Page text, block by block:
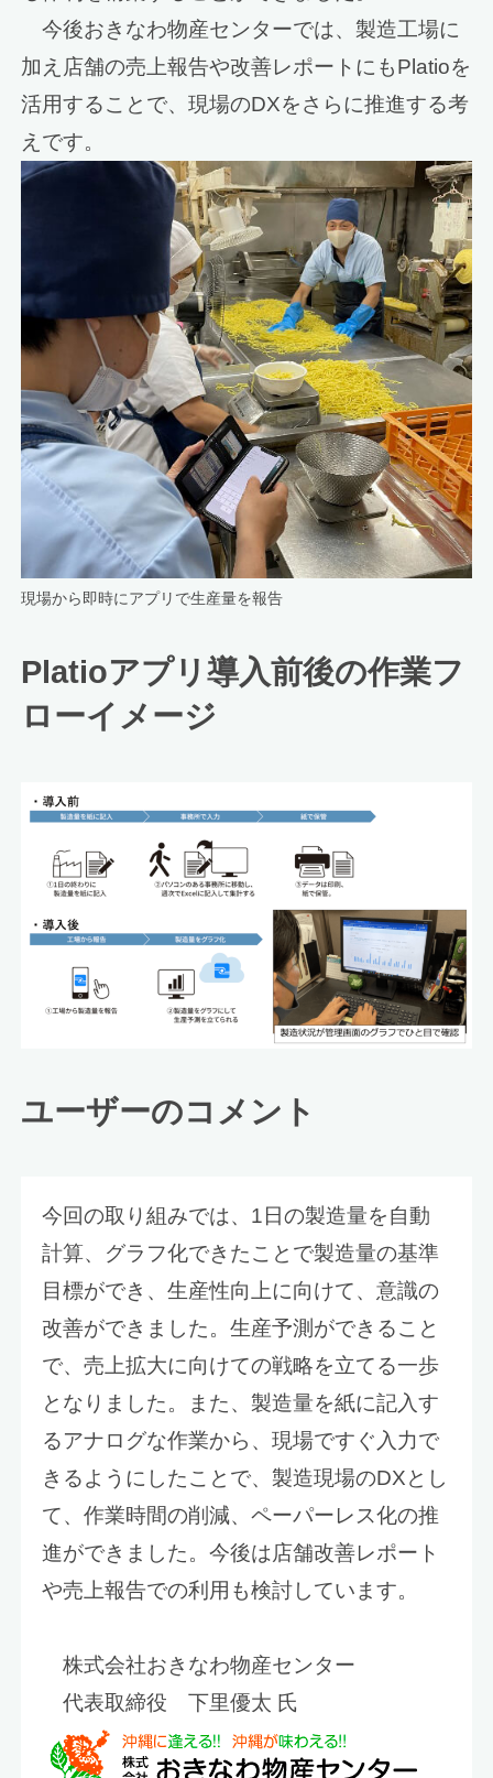
今後おきなわ物産センターでは、製造工場に
加え店舗の売上報告や改善レポートにもPlatioを
活用することで、現場のDXをさらに推進する考
えです。
現場から即時にアプリで生産量を報告
Platioアプリ導入前後の作業フ
ローイメージ
ユーザーのコメント
今回の取り組みでは、1日の製造量を自動
計算、グラフ化できたことで製造量の基準
目標ができ、生産性向上に向けて、意識の
改善ができました。生産予測ができること
で、売上拡大に向けての戦略を立てる一歩
となりました。また、製造量を紙に記入す
るアナログな作業から、現場ですぐ入力で
きるようにしたことで、製造現場のDXとし
て、作業時間の削減、ペーパーレス化の推
進ができました。今後は店舗改善レポート
や売上報告での利用も検討しています。
株式会社おきなわ物産センター
代表取締役 下里優太 氏